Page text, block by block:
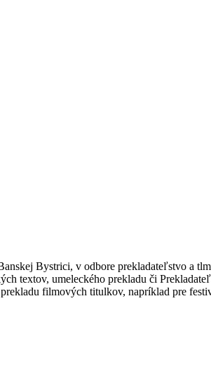
Bystrici, v odbore prekladateľstvo a
textov, umeleckého prekladu či
filmových titulkov, napríklad pre